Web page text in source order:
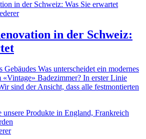
in der Schweiz:
Was unterscheidet ein modernes
«Vintage» Badezimmer? In erster Linie
sind der Ansicht, dass alle festmontierten